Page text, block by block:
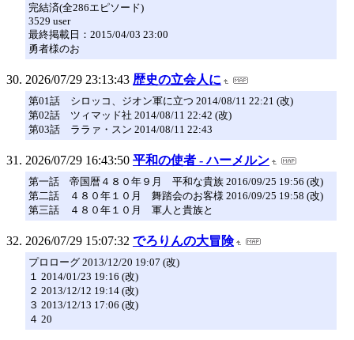
完結済(全286エピソード)
3529 user
最終掲載日：2015/04/03 23:00
勇者様のお
2026/07/29 23:13:43 歴史の立会人に
第01話 シロッコ、ジオン軍に立つ 2014/08/11 22:21 (改)
第02話 ツィマッド社 2014/08/11 22:42 (改)
第03話 ララァ・スン 2014/08/11 22:43
2026/07/29 16:43:50 平和の使者 - ハーメルン
第一話 帝国暦４８０年９月 平和な貴族 2016/09/25 19:56 (改)
第二話 ４８０年１０月 舞踏会のお客様 2016/09/25 19:58 (改)
第三話 ４８０年１０月 軍人と貴族と
2026/07/29 15:07:32 でろりんの大冒険
プロローグ 2013/12/20 19:07 (改)
１ 2014/01/23 19:16 (改)
２ 2013/12/12 19:14 (改)
３ 2013/12/13 17:06 (改)
４ 20